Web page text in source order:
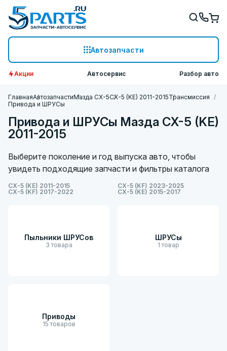
Автозапчасти
Акции Автосервис Разбор авто
ГлавнаяАвтозапчастиМазда СХ-5CX-5 (KE) 2011-2015Трансмиссия
Привода и ШРУСы
Привода и ШРУСы Мазда CX-5 (KE)
2011-2015
Выберите поколение и год выпуска авто, чтобы
увидеть подходящие запчасти и фильтры каталога
CX-5 (KE) 2011-2015
CX-5 (KF) 2023-2025
CX-5 (KF) 2017-2022
CX-5 (KE) 2015-2017
Пыльники ШРУСов
3 товара
ШРУСы
1 товар
Приводы
15 товаров